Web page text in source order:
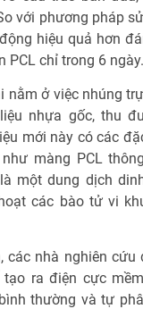
với phương pháp
hiệu quả hơn
PCL chỉ trong 6 ngày.
nằm ở việc nhúng
nhựa gốc, thu
mới này có các
màng PCL
một dung dịch
các bào tử vi
các nhà nghiên cứu
ra điện cực
thường và tự